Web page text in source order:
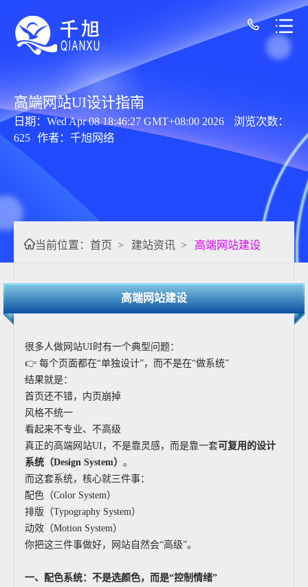
高端网站UI设计指南
日期：Wed Apr 08 18:46:27 GMT+08:00 2026
浏览次数：
625 作者：千旭网络
当前位置： 首页 > 建站资讯 > 高端网站建设
高端网站建设
很多人做网站UI时有一个典型问题：
👉 每个页面都在“单独设计”，而不是在“做系统”
结果就是：
首页还不错，内页崩掉
风格不统一
看起来不专业、不高级
真正的高端网站UI，不是靠灵感，而是靠一套可复用的设计
系统（Design System） 。
而这套系统，核心就三件事：
配色（Color System）
排版（Typography System）
动效（Motion System）
你把这三件事做好，网站自然会“高级”。
一、配色系统：不是选颜色，而是“控制情绪”